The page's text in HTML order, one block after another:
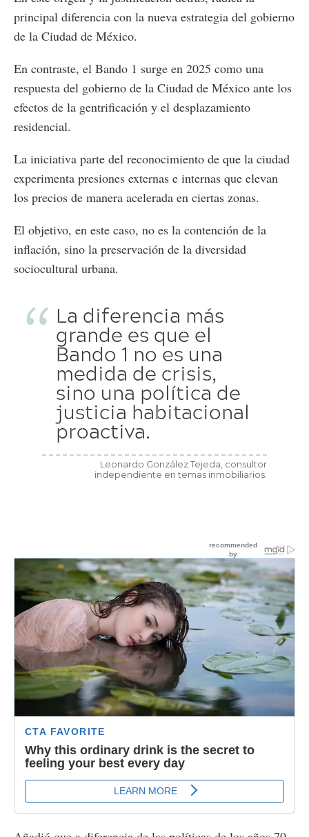
principal diferencia con la nueva estrategia del gobierno
de la Ciudad de México.
En contraste, el Bando 1 surge en 2025 como una
respuesta del gobierno de la Ciudad de México ante los
efectos de la gentrificación y el desplazamiento
residencial.
La iniciativa parte del reconocimiento de que la ciudad
experimenta presiones externas e internas que elevan
los precios de manera acelerada en ciertas zonas.
El objetivo, en este caso, no es la contención de la
inflación, sino la preservación de la diversidad
sociocultural urbana.
La diferencia más
grande es que el
Bando 1 no es una
medida de crisis,
sino una política de
justicia habitacional
proactiva.
Leonardo González Tejeda, consultor
independiente en temas inmobiliarios.